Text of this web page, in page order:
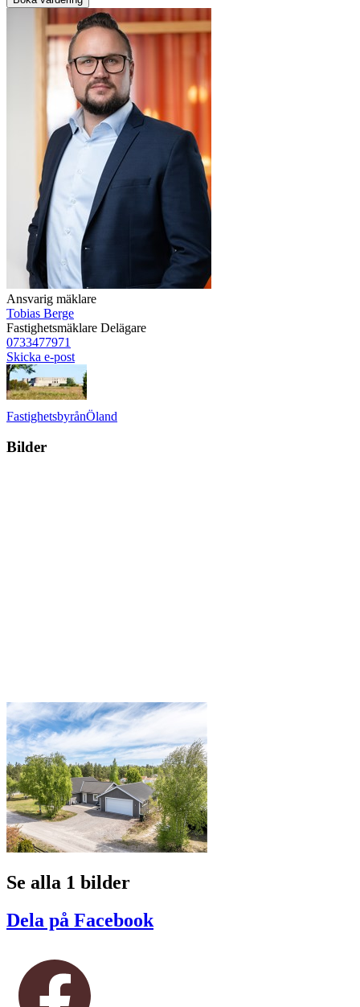
Ansvarig mäklare
Tobias Berge
Fastighetsmäklare Delägare
0733477971
Skicka e-post
FastighetsbyrånÖland
Bilder
Se alla 1 bilder
Dela på Facebook